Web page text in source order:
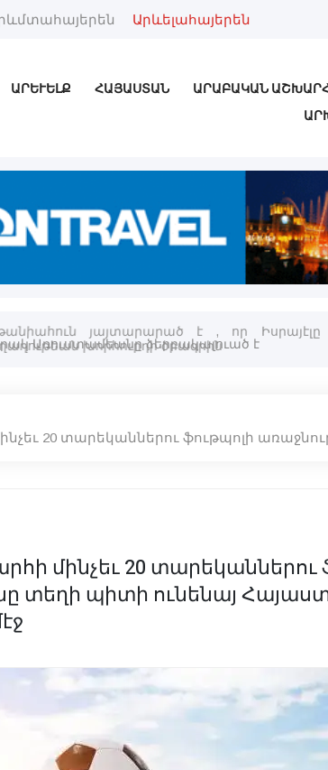
Արևելահայերեն
ԱՐԵՒԵԼՔ ՀԱՅԱՍՏԱՆ ԱՐԱԲԱԿԱՆ
յայտարարած է , որ
խորհուրդի ծրագրին
20 տարեկաններու ֆութպոլի
մինչեւ 20 տարեկաններու
տեղի պիտի ունենայ